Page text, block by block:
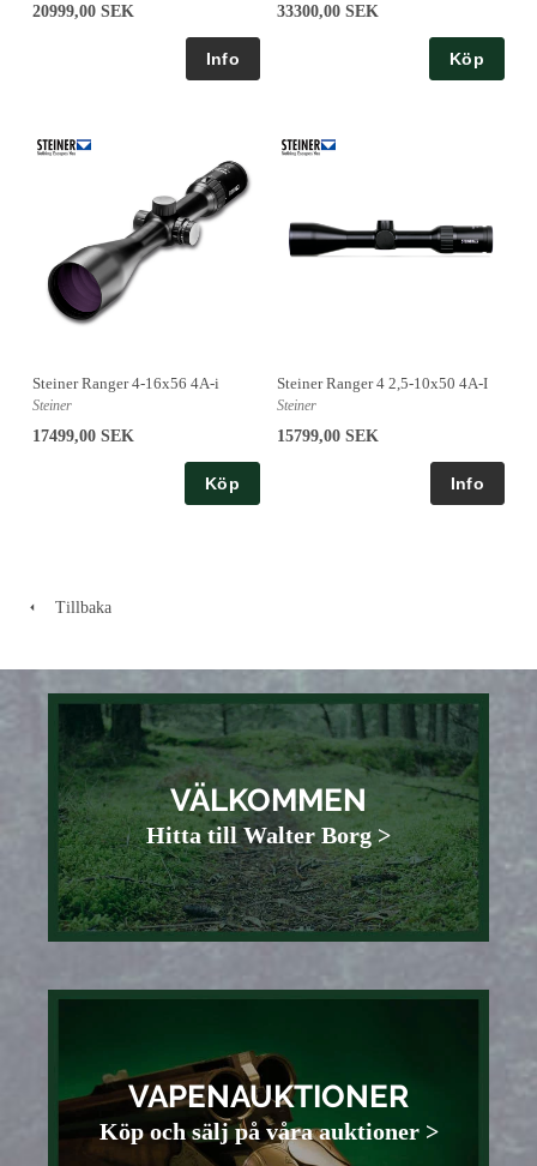
20999,00 SEK 33300,00 SEK
Köp
Steiner Ranger 4-16x56 4A-i
Steiner
17499,00 SEK
Köp
Steiner Ranger 4 2,5-10x50 4A-I
Steiner
15799,00 SEK
Tillbaka
VÄLKOMMEN
Hitta till Walter Borg >
VAPENAUKTIONER
Köp och sälj på våra auktioner >